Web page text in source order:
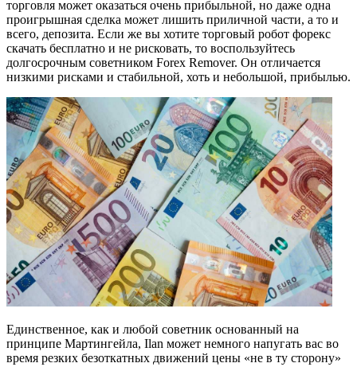
торговля может оказаться очень прибыльной, но даже одна
проигрышная сделка может лишить приличной части, а то и
всего, депозита. Если же вы хотите торговый робот форекс
скачать бесплатно и не рисковать, то воспользуйтесь
долгосрочным советником Forex Remover. Он отличается
низкими рисками и стабильной, хоть и небольшой, прибылью.
Единственное, как и любой советник основанный на
принципе Мартингейла, Ilan может немного напугать вас во
время резких безоткатных движений цены «не в ту сторону»